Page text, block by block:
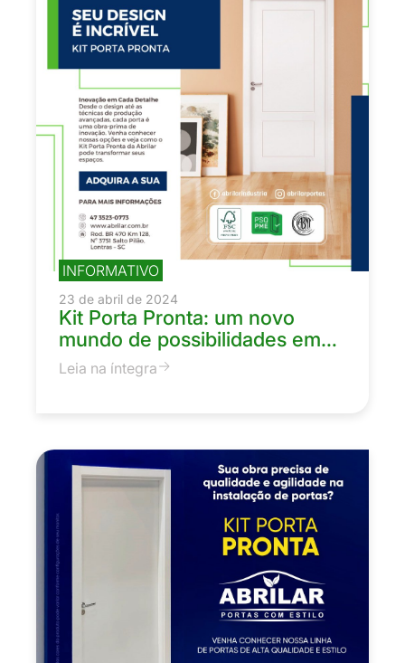
INFORMATIVO
23 de abril de 2024
Kit Porta Pronta: um novo
mundo de possibilidades em…
Leia na íntegra